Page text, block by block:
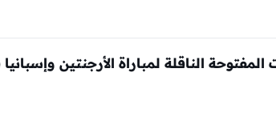
الناقلة لمباراة الأرجنتين